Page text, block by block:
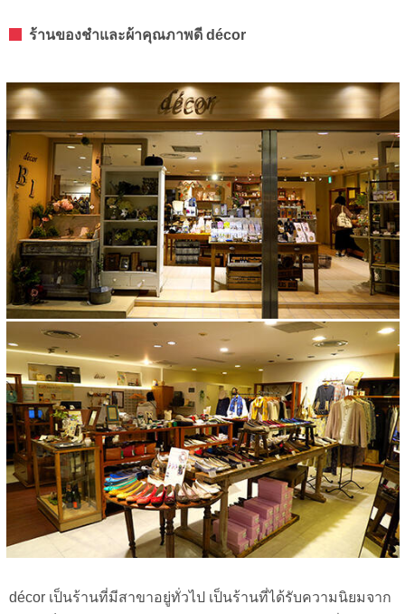
ร้านของชำและผ้าคุณภาพดี décor
décor เป็นร้านที่มีสาขาอยู่ทั่วไป เป็นร้านที่ได้รับความนิยมจาก